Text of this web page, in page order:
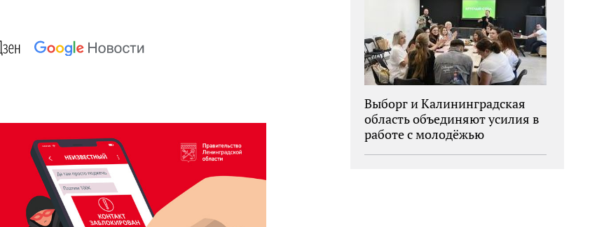
Выборг и Калининградская
область объединяют усилия в
работе с молодёжью